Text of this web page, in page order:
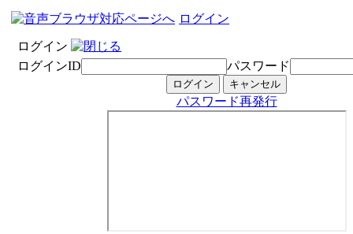
ログイン
ログイン
ログインID
パスワード
パスワード再発行